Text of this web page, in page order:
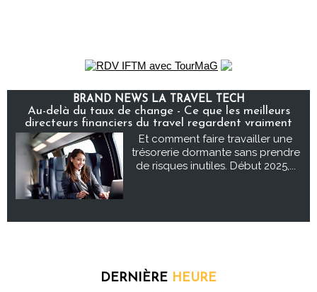
BRAND NEWS LA TRAVEL TECH
Au-delà du taux de change - Ce que les meilleurs
directeurs financiers du travel regardent vraiment
Et comment faire travailler une
trésorerie dormante sans prendre
de risques inutiles. Début 2025,...
DERNIÈRE HEURE